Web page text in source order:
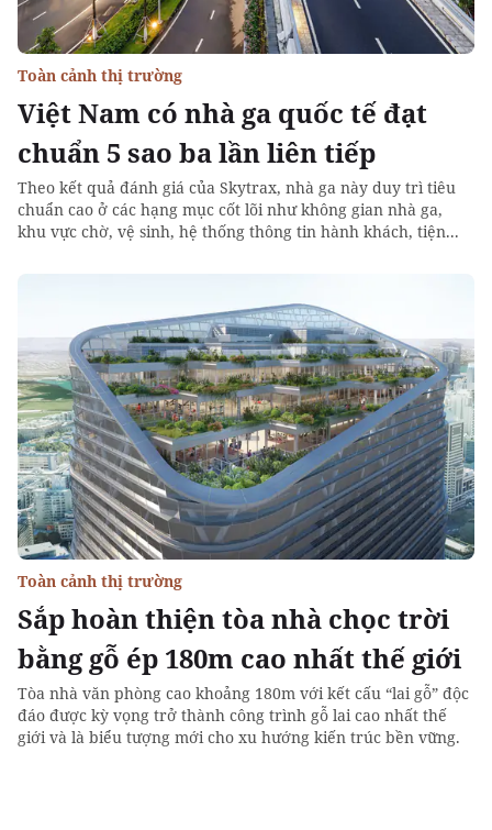
Việt Nam có nhà ga quốc tế đạt
chuẩn 5 sao ba lần liên tiếp
Toàn cảnh thị trường
Theo kết quả đánh giá của Skytrax, nhà ga này duy trì tiêu
chuẩn cao ở các hạng mục cốt lõi như không gian nhà ga,
khu vực chờ, vệ sinh, hệ thống thông tin hành khách, tiện...
Sắp hoàn thiện tòa nhà chọc trời
bằng gỗ ép 180m cao nhất thế giới
Toàn cảnh thị trường
Tòa nhà văn phòng cao khoảng 180m với kết cấu “lai gỗ” độc
đáo được kỳ vọng trở thành công trình gỗ lai cao nhất thế
giới và là biểu tượng mới cho xu hướng kiến trúc bền vững.